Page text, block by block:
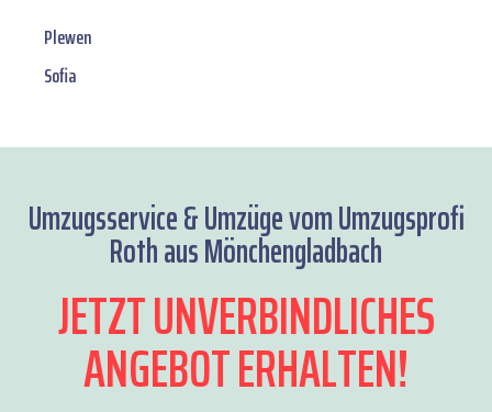
Plewen
Sofia
Umzugsservice & Umzüge vom Umzugsprofi
Roth aus Mönchengladbach
JETZT UNVERBINDLICHES
ANGEBOT ERHALTEN!